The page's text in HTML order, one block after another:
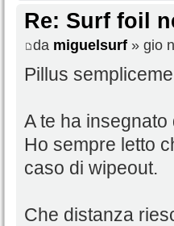
Re: Surf foil
da miguelsurf » gio
Pillus
A te ha insegnato
Ho sempre letto
caso di wipeout.
Che distanza